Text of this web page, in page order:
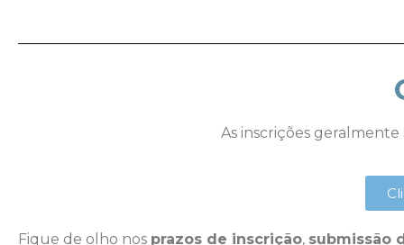
As inscrições geralmente
Fique de olho nos prazos de inscrição, submissão